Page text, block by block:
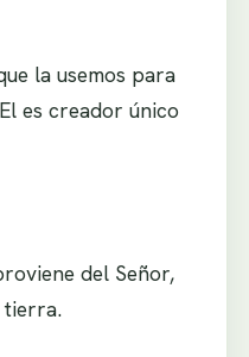
la usemos para
es creador único
del Señor,
tierra.